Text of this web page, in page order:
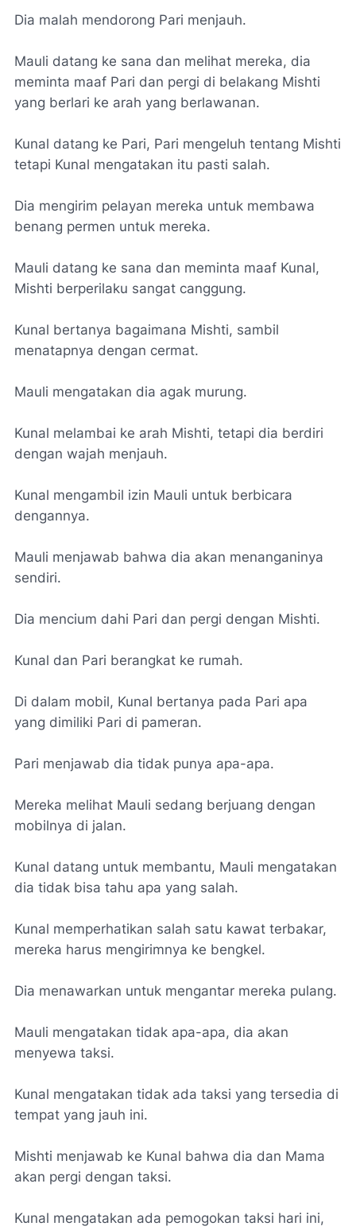
Dia malah mendorong Pari menjauh.
Mauli datang ke sana dan melihat mereka, dia
meminta maaf Pari dan pergi di belakang Mishti
yang berlari ke arah yang berlawanan.
Kunal datang ke Pari, Pari mengeluh tentang Mishti
tetapi Kunal mengatakan itu pasti salah.
Dia mengirim pelayan mereka untuk membawa
benang permen untuk mereka.
Mauli datang ke sana dan meminta maaf Kunal,
Mishti berperilaku sangat canggung.
Kunal bertanya bagaimana Mishti, sambil
menatapnya dengan cermat.
Mauli mengatakan dia agak murung.
Kunal melambai ke arah Mishti, tetapi dia berdiri
dengan wajah menjauh.
Kunal mengambil izin Mauli untuk berbicara
dengannya.
Mauli menjawab bahwa dia akan menanganinya
sendiri.
Dia mencium dahi Pari dan pergi dengan Mishti.
Kunal dan Pari berangkat ke rumah.
Di dalam mobil, Kunal bertanya pada Pari apa
yang dimiliki Pari di pameran.
Pari menjawab dia tidak punya apa-apa.
Mereka melihat Mauli sedang berjuang dengan
mobilnya di jalan.
Kunal datang untuk membantu, Mauli mengatakan
dia tidak bisa tahu apa yang salah.
Kunal memperhatikan salah satu kawat terbakar,
mereka harus mengirimnya ke bengkel.
Dia menawarkan untuk mengantar mereka pulang.
Mauli mengatakan tidak apa-apa, dia akan
menyewa taksi.
Kunal mengatakan tidak ada taksi yang tersedia di
tempat yang jauh ini.
Mishti menjawab ke Kunal bahwa dia dan Mama
akan pergi dengan taksi.
Kunal mengatakan ada pemogokan taksi hari ini,